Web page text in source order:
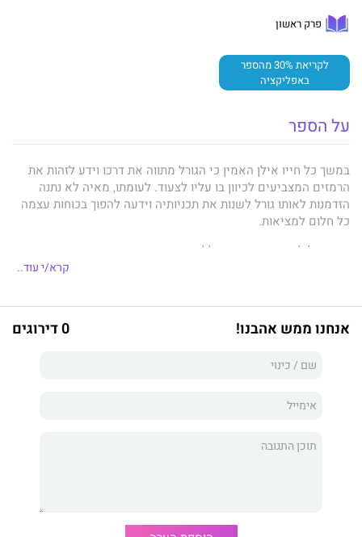
פרק ראשון
לקריאת 30% מהספר
באפליקציה
על הספר
במשך כל חייו אילן האמין כי הגורל מתווה את דרכו וידע לזהות את
הרמזים המצביעים לכיוון בו עליו לצעוד. לעומתו, מאיה לא נתנה
הזדמנות לאותו גורל לשנות את תכניותיה וידעה להפוך בכוחות עצמה
כל חלום למציאות.
כשמסלול חייהם מתנגש, כללי המשחק משתנים והם יוצאים יחדיו
נכתב בכוכבים הוא רומן רומנטי, מצחיק וסוחף המעמיד את הקוראים
תוצאה של בחירות מושכלות המשפיעות על דרכנו.
ספריה הקודמים: סדרת 'לומד לאהוב', זכר אלפא, עונג שבת, הקלות
ברשימות רבי המכר.
קרא/י עוד..
אנחנו ממש אהבנו! 0 דירוגים